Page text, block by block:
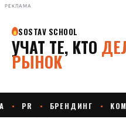
РЕКЛАМА